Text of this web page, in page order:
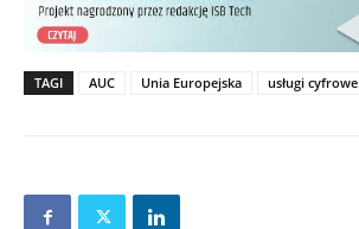
TAGI AUC Unia Europejska usługi cyfrowe